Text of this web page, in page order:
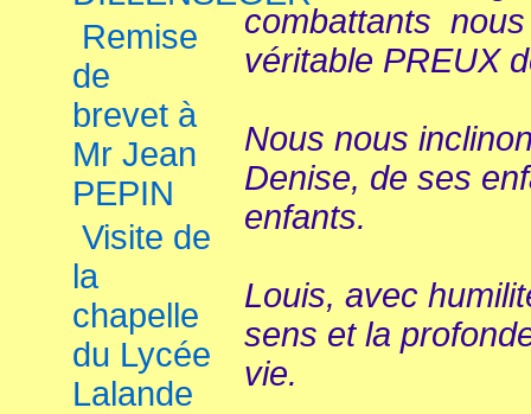
Remise
de
brevet à
Mr Jean
PEPIN
Visite de
la
chapelle
du Lycée
Lalande
combattants
véritable PREUX
Nous nous
Denise, de ses
enfants.
Louis, avec
sens et la
vie.